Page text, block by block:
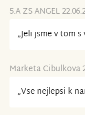
5.A ZS ANGEL
„Jeli jsme v tom s
Marketa Cibulkova
„Vse nejlepsi k